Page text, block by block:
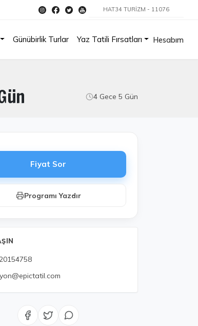
HAT34 TURİZM - 11076
Günübirlik Turlar Yaz Tatili Fırsatları Hesabım
4 Gece 5 Gün
Fiyat Sor
Programı Yazdır